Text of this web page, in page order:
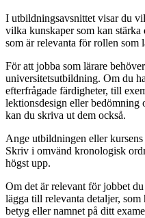
I utbildningsavsnittet visar du
vilka kunskaper som kan
som är relevanta för rollen som
För att jobba som lärare
universitetsutbildning. Om du
efterfrågade färdigheter, till
lektionsdesign eller bedömning
kan du skriva ut dem också.
Ange utbildningen eller
Skriv i omvänd kronologisk
högst upp.
Om det är relevant för jobbet
lägga till relevanta detaljer,
betyg eller namnet på ditt